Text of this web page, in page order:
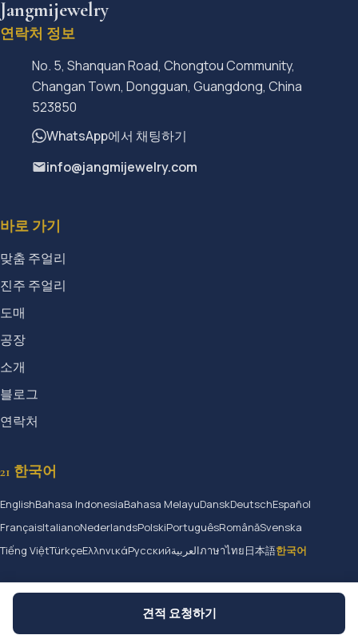
견적 요청하기
Jangmijewelry
연락처 정보
No. 5, Shanquan Road, Chongtou Community,
Changan Town, Dongguan, Guangdong, China
523850
WhatsApp에서 채팅하기
info@jangmijewelry.com
바로 가기
맞춤 주얼리
진주 주얼리
도매
공장
소개
블로그
연락처
21 한국어
EnglishBahasa IndonesiaBahasa MelayuDanskDeutschEspañol
FrançaisItalianoNederlandsPolskiPortuguêsRomânăSvenska
Tiếng ViệtTürkçeΕλληνικάРусскийالعربيةภาษาไทย日本語한국어
© 2026 Jangmijewelry